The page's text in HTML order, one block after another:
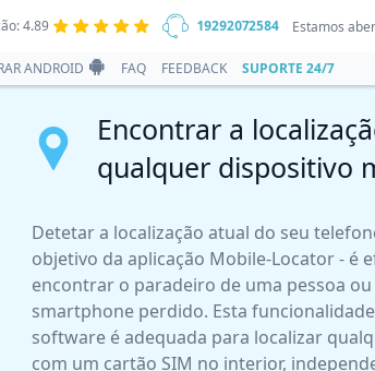
4.89 19292072584 Estamos
ANDROID FAQ FEEDBACK SUPORTE 24/7
Encontrar a
qualquer dispositivo
Detetar a localização atual do seu
objetivo da aplicação Mobile-Locator - é
encontrar o paradeiro de uma pessoa
smartphone perdido. Esta
software é adequada para localizar
com um cartão SIM no interior,